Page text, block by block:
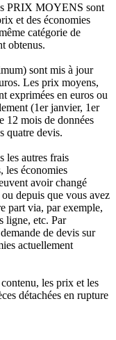
PRIX MOYENS sont
et des économies
catégorie de
obtenus.
sont mis à jour
Les prix moyens,
exprimées en euros ou
(1er janvier, 1er
12 mois de données
quatre devis.
les autres frais
les économies
avoir changé
depuis que vous avez
part via, par exemple,
ligne, etc. Par
de devis sur
actuellement
les prix et les
détachées en rupture